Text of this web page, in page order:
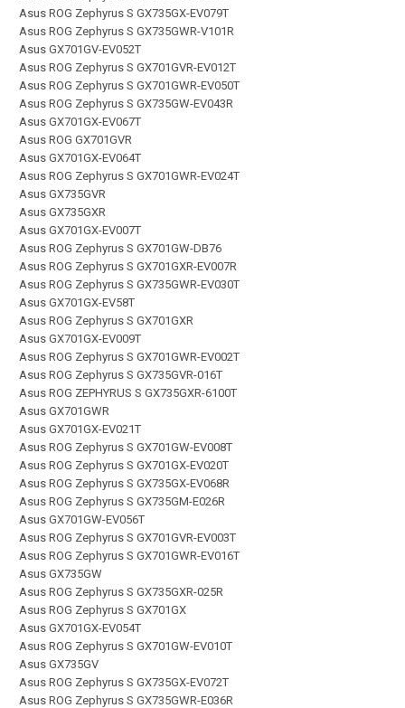
Asus ROG Zephyrus S GX735GX-EV079T
Asus ROG Zephyrus S GX735GWR-V101R
Asus GX701GV-EV052T
Asus ROG Zephyrus S GX701GVR-EV012T
Asus ROG Zephyrus S GX701GWR-EV050T
Asus ROG Zephyrus S GX735GW-EV043R
Asus GX701GX-EV067T
Asus ROG GX701GVR
Asus GX701GX-EV064T
Asus ROG Zephyrus S GX701GWR-EV024T
Asus GX735GVR
Asus GX735GXR
Asus GX701GX-EV007T
Asus ROG Zephyrus S GX701GW-DB76
Asus ROG Zephyrus S GX701GXR-EV007R
Asus ROG Zephyrus S GX735GWR-EV030T
Asus GX701GX-EV58T
Asus ROG Zephyrus S GX701GXR
Asus GX701GX-EV009T
Asus ROG Zephyrus S GX701GWR-EV002T
Asus ROG Zephyrus S GX735GVR-016T
Asus ROG ZEPHYRUS S GX735GXR-6100T
Asus GX701GWR
Asus GX701GX-EV021T
Asus ROG Zephyrus S GX701GW-EV008T
Asus ROG Zephyrus S GX701GX-EV020T
Asus ROG Zephyrus S GX735GX-EV068R
Asus ROG Zephyrus S GX735GM-E026R
Asus GX701GW-EV056T
Asus ROG Zephyrus S GX701GVR-EV003T
Asus ROG Zephyrus S GX701GWR-EV016T
Asus GX735GW
Asus ROG Zephyrus S GX735GXR-025R
Asus ROG Zephyrus S GX701GX
Asus GX701GX-EV054T
Asus ROG Zephyrus S GX701GW-EV010T
Asus GX735GV
Asus ROG Zephyrus S GX735GX-EV072T
Asus ROG Zephyrus S GX735GWR-E036R